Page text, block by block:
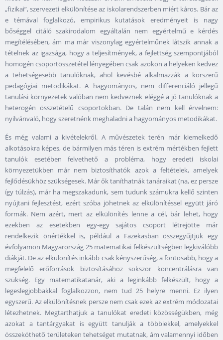
„fizikai”, szervezeti elkülönítése az iskolarendszerben miért káros. Bár az
e témával foglalkozó, empirikus kutatások eredményeit is nagy
bőséggel citáló szakirodalom egyáltalán nem egyértelmű e kérdés
megítélésében, ám ma már viszonylag egyértelműnek látszik annak a
tételnek az igazsága, hogy a teljesítmények, a fejlettség szempontjából
homogén csoportösszetétel lényegében csak azokon a helyeken kedvez
a tehetségesebb tanulóknak, ahol kevésbé alkalmazzák a korszerű
pedagógiai metodikákat. A hagyományos, nem differenciáló jellegű
tanulási környezetek valóban nem kedveznek eléggé a jó tanulóknak a
heterogén összetételű csoportokban. De talán nem kell érvelnem:
nyilvánvaló, hogy szeretnénk meghaladni a hagyományos metodikákat.
És még valami a kivételekről. A művészetek terén már kiemelkedő
alkotásokra képes, de bármilyen más téren is extrém mértékben fejlett
tanulók esetében felvethető a probléma, hogy eredeti iskolai
környezetükben már nem biztosíthatók azok a feltételek, amelyek
fejlődésükhöz szükségesek. Már ők taníthatnák tanáraikat (na, ez persze
így túlzás), már ha megszakadunk, sem tudunk számukra kellő szinten
nyújtani fejlesztést, ezért szóba jöhetnek az elkülönítéssel együtt járó
formák. Nem azért, mert az elkülönítés lenne a cél, bár lehet, hogy
ezekben az esetekben egy-egy sajátos csoport létrejötte már
rendelkezik önértékkel is, például a Fazekasban összegyűjtjük egy
évfolyamon Magyarország 25 matematikai felkészültségben legkiválóbb
diákját. De az elkülönítés inkább csak kényszerűség, a fontosabb, hogy a
megfelelő erőforrások biztosításához sokszor koncentrálásra van
szükség. Egy matematikatanár, aki a leginkább felkészült, hogy a
legeslegjobbakkal foglalkozzon, nem tud 25 helyre menni. Ez ilyen
egyszerű. Az elkülönítésnek persze nem csak ezek az extrém módozatai
létezhetnek. Megtarthatjuk a tanulókat eredeti közösségükben, még
azokat a tantárgyakat is együtt tanulják a többiekkel, amelyekkel
összeköthető területeken tehetséget mutatnak, ám valamennyi időben